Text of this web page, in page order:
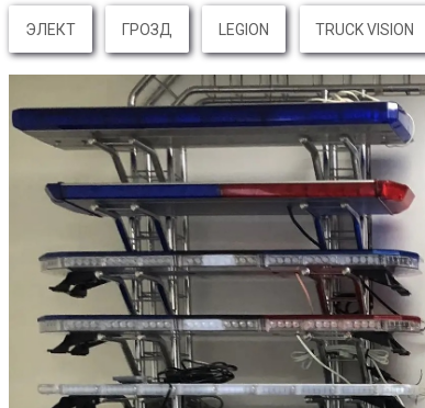
ЭЛЕКТ ГРОЗД LEGION TRUCK VISION